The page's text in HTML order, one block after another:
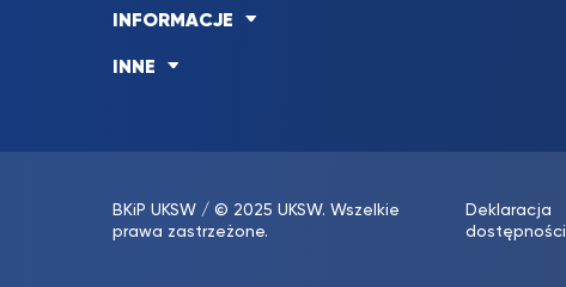
INFORMACJE
INNE
BKiP UKSW / © 2025 UKSW. Wszelkie
prawa zastrzeżone.
Deklaracja
dostępności